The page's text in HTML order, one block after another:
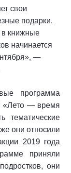
свои
подарки.
в книжные
начинается
—
программа
«Лето — время
тематические
они относили
2019 года
приняли
они